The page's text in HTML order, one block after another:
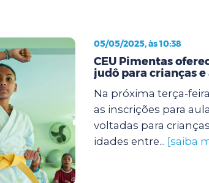
05/05/2025, às 10:38
CEU Pimentas
judô para crianças
Na próxima terça-
as inscrições para
voltadas para
idades entre... [saiba